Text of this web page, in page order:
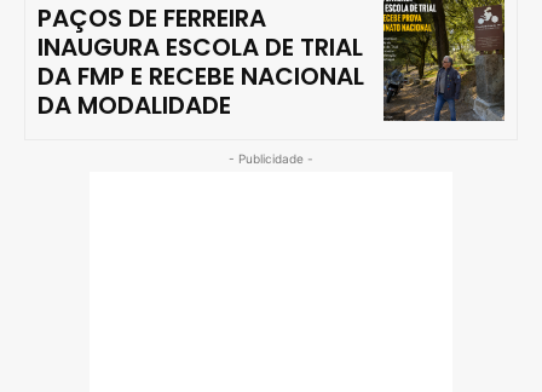
PAÇOS DE FERREIRA
INAUGURA ESCOLA DE TRIAL
DA FMP E RECEBE NACIONAL
DA MODALIDADE
- Publicidade -